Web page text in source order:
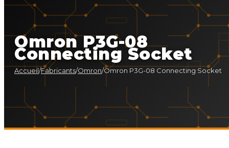
Omron P3G-08
Connecting Socket
Accueil/Fabricants/Omron/Omron P3G-08 Connecting Socket